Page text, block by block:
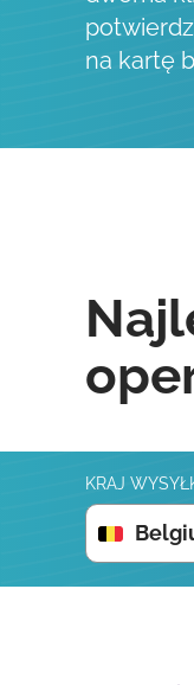
na kartę
KRAJ